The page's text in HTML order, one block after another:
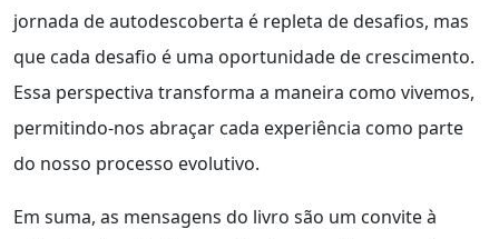
jornada de autodescoberta é repleta de desafios, mas
que cada desafio é uma oportunidade de crescimento.
Essa perspectiva transforma a maneira como vivemos,
permitindo-nos abraçar cada experiência como parte
do nosso processo evolutivo.
Em suma, as mensagens do livro são um convite à